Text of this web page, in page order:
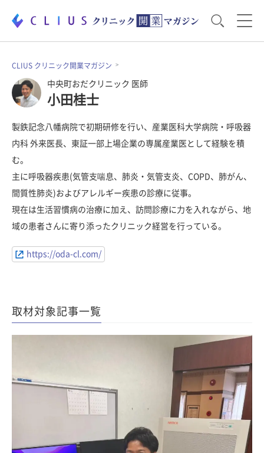
お役立ち資料
開業医のリアル
電子カルテ・ICT 医療機器・事務機器
集患のコツ セミナー
CLIUS クリニック開業マガジン
中央町おだクリニック 医師
小田桂士
製鉄記念八幡病院で初期研修を行い、産業医科大学病院・呼吸器
内科 外来医長、東証一部上場企業の専属産業医として経験を積
む。
主に呼吸器疾患(気管支喘息、肺炎・気管支炎、COPD、肺がん、
間質性肺炎)およびアレルギー疾患の診療に従事。
現在は生活習慣病の治療に加え、訪問診療に力を入れながら、地
域の患者さんに寄り添ったクリニック経営を行っている。
https://oda-cl.com/
取材対象記事一覧